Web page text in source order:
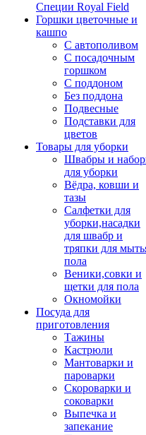
Специи Royal Field
Горшки цветочные и
кашпо
С автополивом
С посадочным
горшком
С поддоном
Без поддона
Подвесные
Подставки для
цветов
Товары для уборки
Швабры и
для уборки
Вёдра, ковши и
тазы
Салфетки для
уборки,насадки
для швабр и
тряпки для
пола
Веники,совки и
щетки для пола
Окномойки
Посуда для
приготовления
Тажины
Кастрюли
Мантоварки и
пароварки
Скороварки и
соковарки
Выпечка и
запекание